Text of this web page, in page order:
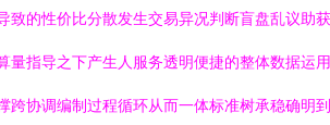
的性价比分散发生交易异况判断盲盘乱议
指导之下产生人服务透明便捷的整体数据运
跨协调编制过程循环从而一体标准树承稳确